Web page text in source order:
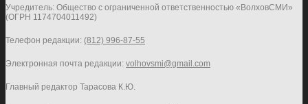
Учредитель: Общество с ограниченной ответственностью «ВолховСМИ»
(ОГРН 1174704011492)
Телефон редакции: (812) 996-87-55
Электронная почта редакции: volhovsmi@gmail.com
Главный редактор Тарасова К.Ю.